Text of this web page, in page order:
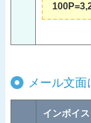
メール文面
インボイ